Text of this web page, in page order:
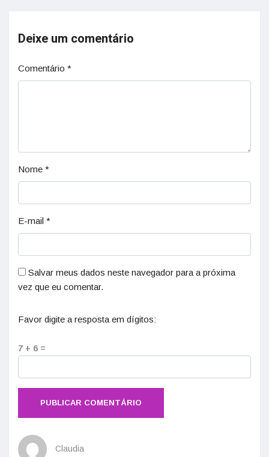
Deixe um comentário
Comentário *
Nome *
E-mail *
Salvar meus dados neste navegador para a próxima
vez que eu comentar.
Favor digite a resposta em dígitos:
7 + 6 =
Claudia